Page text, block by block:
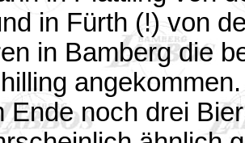
in Fürth (!) von
in Bamberg die
Ende noch drei